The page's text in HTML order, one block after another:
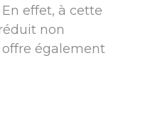
effet, à cette
non
offre également